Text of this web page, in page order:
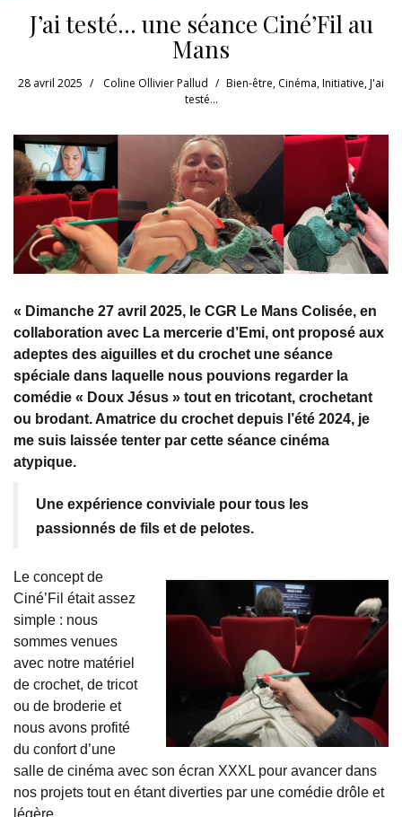
J’ai testé… une séance Ciné’Fil au
Mans
28 avril 2025 Coline Ollivier Pallud Bien-être, Cinéma,Initiative,J'ai
testé...
« Dimanche 27 avril 2025, le CGR Le Mans Colisée, en
collaboration avec La mercerie d’Emi, ont proposé aux
adeptes des aiguilles et du crochet une séance
spéciale dans laquelle nous pouvions regarder la
comédie « Doux Jésus » tout en tricotant, crochetant
ou brodant. Amatrice du crochet depuis l’été 2024, je
me suis laissée tenter par cette séance cinéma
atypique.
Une expérience conviviale pour tous les
passionnés de fils et de pelotes.
Le concept de
Ciné’Fil était assez
simple : nous
sommes venues
avec notre matériel
de crochet, de tricot
ou de broderie et
nous avons profité
du confort d’une
salle de cinéma avec son écran XXXL pour avancer dans
nos projets tout en étant diverties par une comédie drôle et
légère.